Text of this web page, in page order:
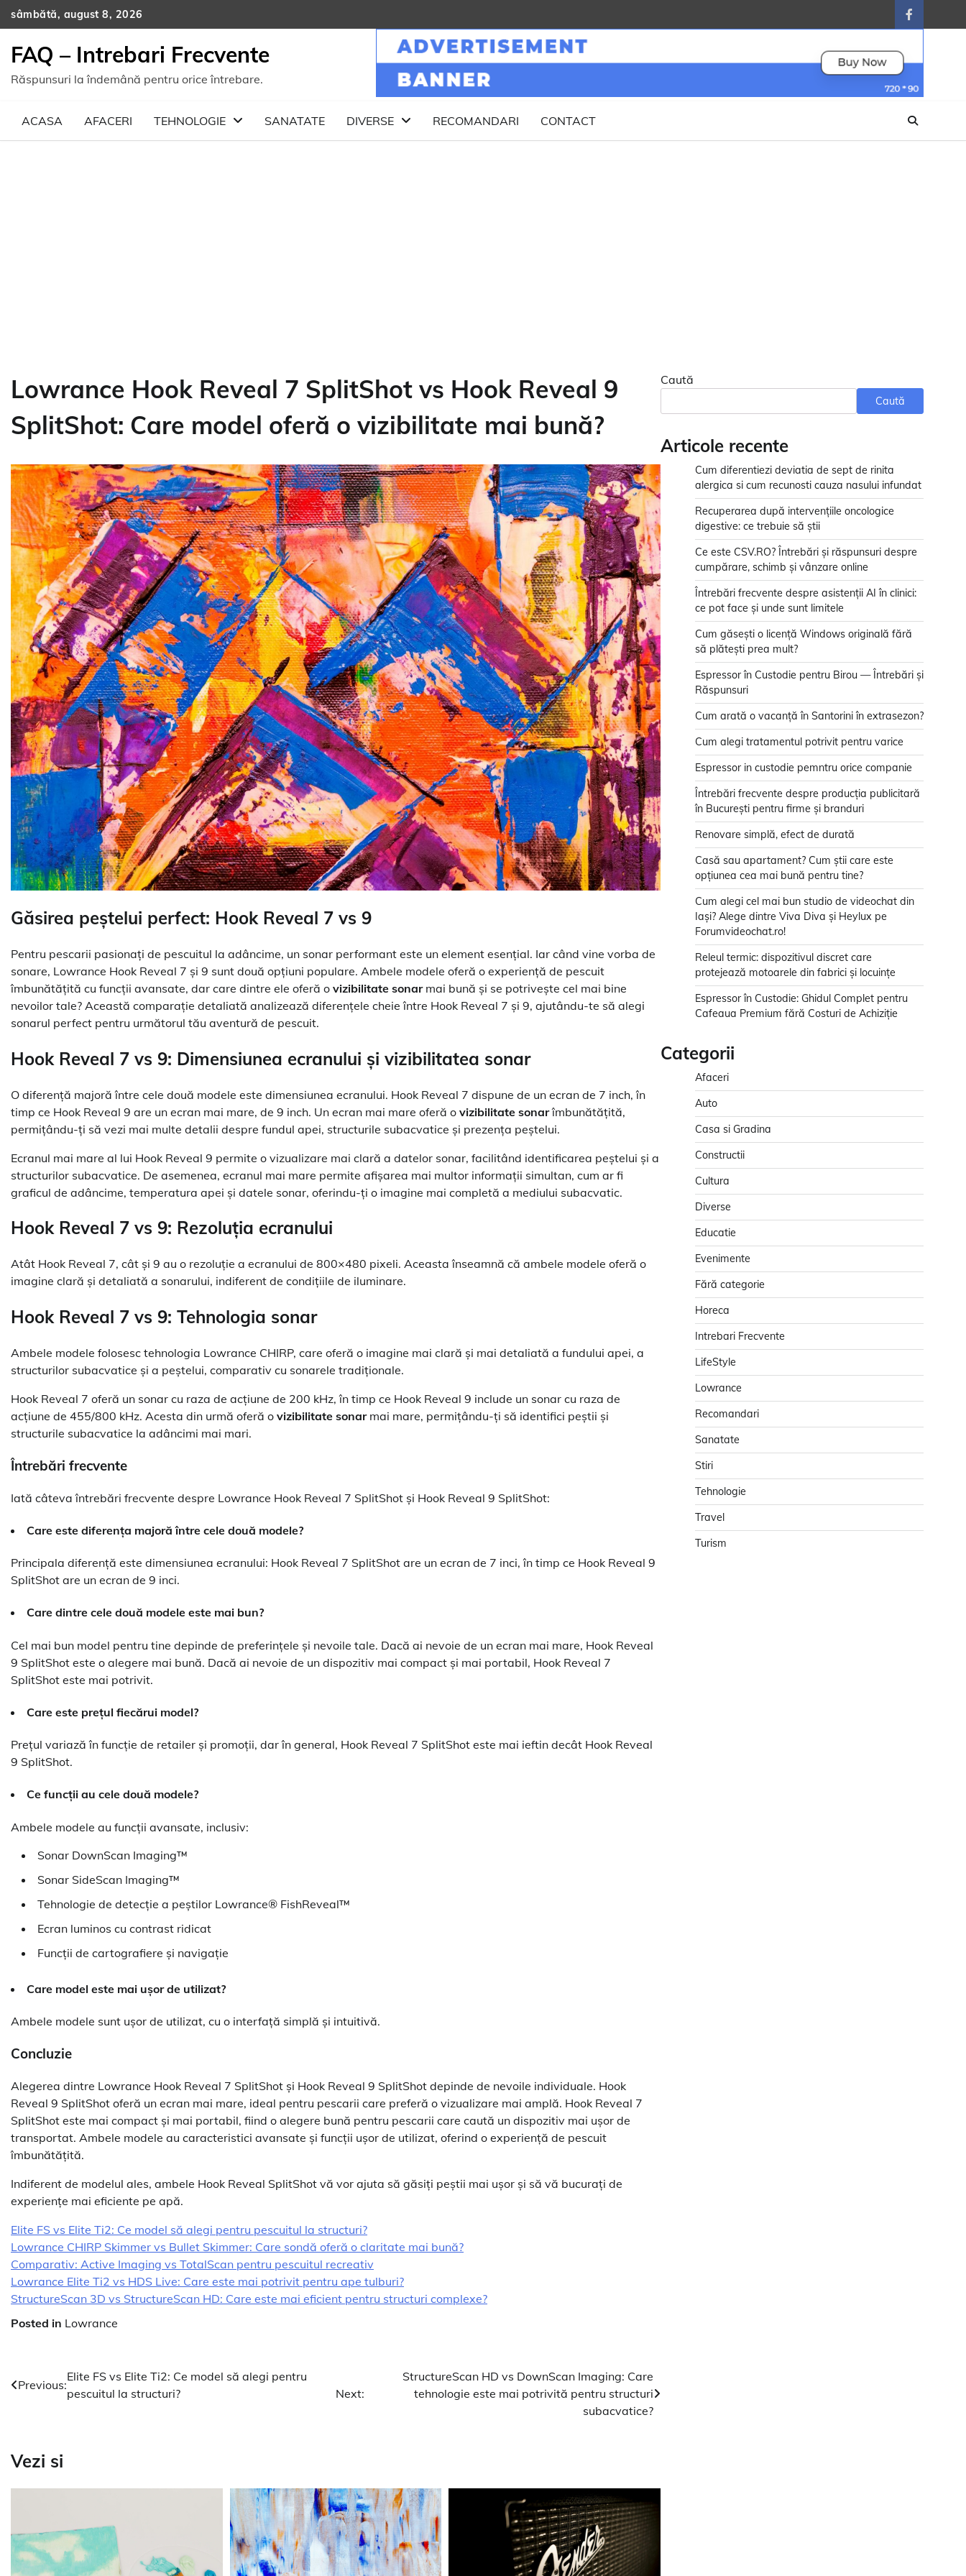
Skip
to
sâmbătă, august 8, 2026
facebook
FAQ – Intrebari Frecvente
Răspunsuri la îndemână pentru orice întrebare.
ACASA AFACERI TEHNOLOGIE SANATATE DIVERSE RECOMANDARI CONTACT
Lowrance Hook Reveal 7 SplitShot vs Hook Reveal 9
SplitShot: Care model oferă o vizibilitate mai bună?
Găsirea peștelui perfect: Hook Reveal 7 vs 9
Pentru pescarii pasionați de pescuitul la adâncime, un sonar performant este un element esențial. Iar când vine vorba de
sonare, Lowrance Hook Reveal 7 și 9 sunt două opțiuni populare. Ambele modele oferă o experiență de pescuit
îmbunătățită cu funcții avansate, dar care dintre ele oferă o vizibilitate sonarmai bună și se potrivește cel mai bine
nevoilor tale? Această comparație detaliată analizează diferențele cheie între Hook Reveal 7 și 9, ajutându-te să alegi
sonarul perfect pentru următorul tău aventură de pescuit.
Hook Reveal 7 vs 9: Dimensiunea ecranului și vizibilitatea sonar
O diferență majoră între cele două modele este dimensiunea ecranului. Hook Reveal 7 dispune de un ecran de 7 inch, în
timp ce Hook Reveal 9 are un ecran mai mare, de 9 inch. Un ecran mai mare oferă o vizibilitate sonarîmbunătățită,
permițându-ți să vezi mai multe detalii despre fundul apei, structurile subacvatice și prezența peștelui.
Ecranul mai mare al lui Hook Reveal 9 permite o vizualizare mai clară a datelor sonar, facilitând identificarea peștelui și a
structurilor subacvatice. De asemenea, ecranul mai mare permite afișarea mai multor informații simultan, cum ar fi
graficul de adâncime, temperatura apei și datele sonar, oferindu-ți o imagine mai completă a mediului subacvatic.
Hook Reveal 7 vs 9: Rezoluția ecranului
Atât Hook Reveal 7, cât și 9 au o rezoluție a ecranului de 800×480 pixeli. Aceasta înseamnă că ambele modele oferă o
imagine clară și detaliată a sonarului, indiferent de condițiile de iluminare.
Hook Reveal 7 vs 9: Tehnologia sonar
Ambele modele folosesc tehnologia Lowrance CHIRP, care oferă o imagine mai clară și mai detaliată a fundului apei, a
structurilor subacvatice și a peștelui, comparativ cu sonarele tradiționale.
Hook Reveal 7 oferă un sonar cu raza de acțiune de 200 kHz, în timp ce Hook Reveal 9 include un sonar cu raza de
acțiune de 455/800 kHz. Acesta din urmă oferă o vizibilitate sonarmai mare, permițându-ți să identifici peștii și
structurile subacvatice la adâncimi mai mari.
Întrebări frecvente
Iată câteva întrebări frecvente despre Lowrance Hook Reveal 7 SplitShot și Hook Reveal 9 SplitShot:
Care este diferența majoră între cele două modele?
Principala diferență este dimensiunea ecranului: Hook Reveal 7 SplitShot are un ecran de 7 inci, în timp ce Hook Reveal 9
SplitShot are un ecran de 9 inci.
Care dintre cele două modele este mai bun?
Cel mai bun model pentru tine depinde de preferințele și nevoile tale. Dacă ai nevoie de un ecran mai mare, Hook Reveal
9 SplitShot este o alegere mai bună. Dacă ai nevoie de un dispozitiv mai compact și mai portabil, Hook Reveal 7
SplitShot este mai potrivit.
Care este prețul fiecărui model?
Prețul variază în funcție de retailer și promoții, dar în general, Hook Reveal 7 SplitShot este mai ieftin decât Hook Reveal
9 SplitShot.
Ce funcții au cele două modele?
Ambele modele au funcții avansate, inclusiv:
Sonar DownScan Imaging™
Sonar SideScan Imaging™
Tehnologie de detecție a peștilor Lowrance® FishReveal™
Ecran luminos cu contrast ridicat
Funcții de cartografiere și navigație
Care model este mai ușor de utilizat?
Ambele modele sunt ușor de utilizat, cu o interfață simplă și intuitivă.
Concluzie
Alegerea dintre Lowrance Hook Reveal 7 SplitShot și Hook Reveal 9 SplitShot depinde de nevoile individuale. Hook
Reveal 9 SplitShot oferă un ecran mai mare, ideal pentru pescarii care preferă o vizualizare mai amplă. Hook Reveal 7
SplitShot este mai compact și mai portabil, fiind o alegere bună pentru pescarii care caută un dispozitiv mai ușor de
transportat. Ambele modele au caracteristici avansate și funcții ușor de utilizat, oferind o experiență de pescuit
îmbunătățită.
Indiferent de modelul ales, ambele Hook Reveal SplitShot vă vor ajuta să găsiți peștii mai ușor și să vă bucurați de
experiențe mai eficiente pe apă.
Elite FS vs Elite Ti2: Ce model să alegi pentru pescuitul la structuri?
Lowrance CHIRP Skimmer vs Bullet Skimmer: Care sondă oferă o claritate mai bună?
Comparativ: Active Imaging vs TotalScan pentru pescuitul recreativ
Lowrance Elite Ti2 vs HDS Live: Care este mai potrivit pentru ape tulburi?
StructureScan 3D vs StructureScan HD: Care este mai eficient pentru structuri complexe?
Posted in Lowrance
Navigare
Previous:
Elite FS vs Elite Ti2: Ce model să alegi pentru
pescuitul la structuri?
Next:
StructureScan HD vs DownScan Imaging: Care
tehnologie este mai potrivită pentru structuri
subacvatice?
Vezi si
Caută
Caută
Articole recente
Cum diferentiezi deviatia de sept de rinita
alergica si cum recunosti cauza nasului infundat
Recuperarea după intervențiile oncologice
digestive: ce trebuie să știi
Ce este CSV.RO? Întrebări și răspunsuri despre
cumpărare, schimb și vânzare online
Întrebări frecvente despre asistenții AI în clinici:
ce pot face și unde sunt limitele
Cum găsești o licență Windows originală fără
să plătești prea mult?
Espressor în Custodie pentru Birou — Întrebări și
Răspunsuri
Cum arată o vacanță în Santorini în extrasezon?
Cum alegi tratamentul potrivit pentru varice
Espressor in custodie pemntru orice companie
Întrebări frecvente despre producția publicitară
în București pentru firme și branduri
Renovare simplă, efect de durată
Casă sau apartament? Cum știi care este
opțiunea cea mai bună pentru tine?
Cum alegi cel mai bun studio de videochat din
Iași? Alege dintre Viva Diva și Heylux pe
Forumvideochat.ro!
Releul termic: dispozitivul discret care
protejează motoarele din fabrici și locuințe
Espressor în Custodie: Ghidul Complet pentru
Cafeaua Premium fără Costuri de Achiziție
Categorii
Afaceri
Auto
Casa si Gradina
Constructii
Cultura
Diverse
Educatie
Evenimente
Fără categorie
Horeca
Intrebari Frecvente
LifeStyle
Lowrance
Recomandari
Sanatate
Stiri
Tehnologie
Travel
Turism